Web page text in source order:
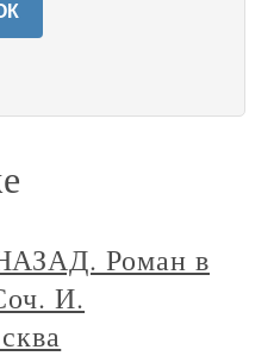
Роман в
И.